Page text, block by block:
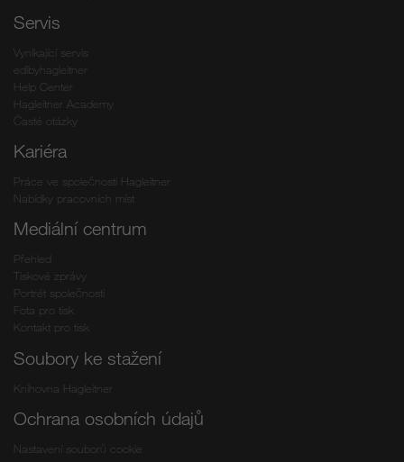
Servis
Vynikající servis
edibyhagleitner
Help Center
Hagleitner Academy
Časté otázky
Kariéra
Práce ve společnosti Hagleitner
Nabídky pracovních míst
Mediální centrum
Přehled
Tiskové zprávy
Portrét společnosti
Fota pro tisk
Kontakt pro tisk
Soubory ke stažení
Knihovna Hagleitner
Ochrana osobních údajů
Nastavení souborů cookie